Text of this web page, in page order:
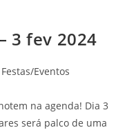
3 fev 2024
Festas/Eventos
na agenda! Dia 3
será palco de uma